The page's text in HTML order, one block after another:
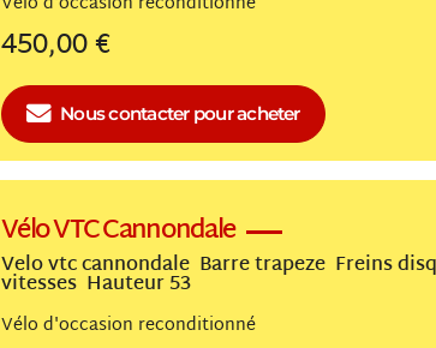
450,00 €
Nous contacterpour acheter
Vélo VTC Cannondale
Velo vtc cannondale Barre trapeze Freins
vitesses Hauteur 53
Vélo reconditionné